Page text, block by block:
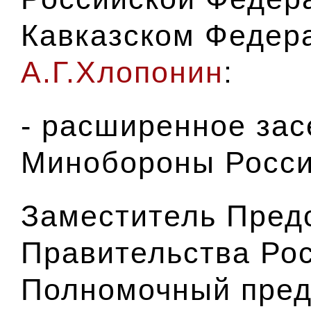
Кавказском
А.Г.Хлопонин:
- расширенное
Минобороны
Заместитель
Правительства
Полномочный